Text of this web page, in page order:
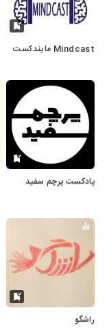
Mindcast مایندکست
پادکست پرچم سفید
راشگو